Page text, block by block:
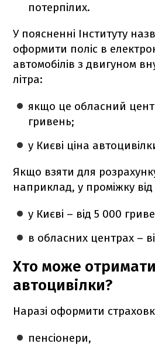
потерпілих.
У поясненні Інституту
оформити поліс в
автомобілів з двигуном
літра:
якщо це обласний
гривень;
у Києві ціна
Якщо взяти для
наприклад, у проміжку від
у Києві – від 5 000
в обласних центрах –
Хто може
автоцивілки?
Наразі оформити
пенсіонери,